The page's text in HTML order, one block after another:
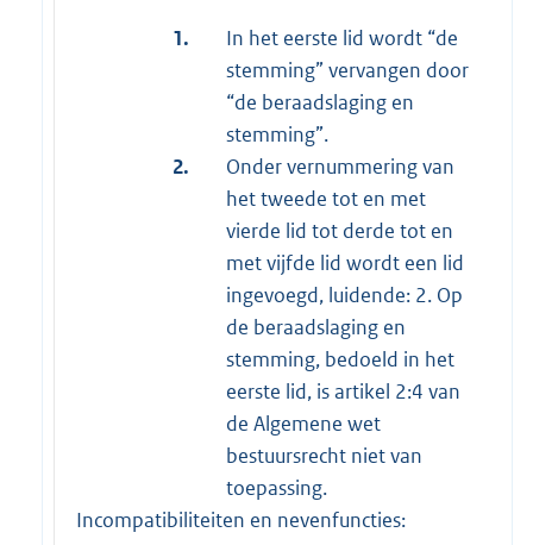
1.
In het eerste lid wordt “de
stemming” vervangen door
“de beraadslaging en
stemming”.
2.
Onder vernummering van
het tweede tot en met
vierde lid tot derde tot en
met vijfde lid wordt een lid
ingevoegd, luidende: 2. Op
de beraadslaging en
stemming, bedoeld in het
eerste lid, is artikel 2:4 van
de Algemene wet
bestuursrecht niet van
toepassing.
Incompatibiliteiten en nevenfuncties: